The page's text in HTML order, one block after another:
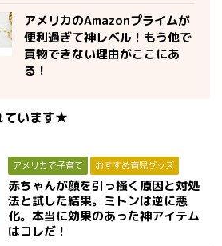
アメリカのAmazonプライムが
便利過ぎて神レベル！もう他で
買物できない理由がここにあ
る！
ています★
アメリカで子育て おすすめ育児グッズ
赤ちゃんが顔を引っ掻く原因と対処
法と試した結果。ミトンは逆に悪
化。本当に効果のあった神アイテム
はコレだ！